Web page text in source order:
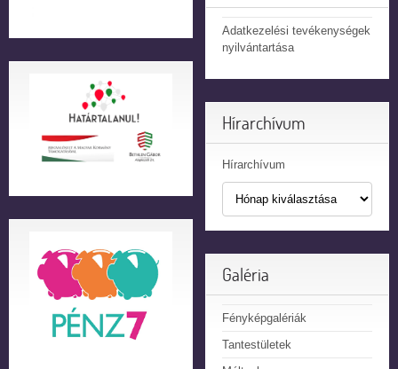
Adatkezelési tevékenységek
nyilvántartása
Hírarchívum
Hírarchívum
Galéria
Fényképgalériák
Tantestületek